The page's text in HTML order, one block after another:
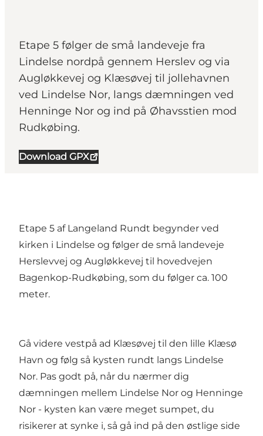
Etape 5 følger de små landeveje fra
Lindelse nordpå gennem Herslev og via
Augløkkevej og Klæsøvej til jollehavnen
ved Lindelse Nor, langs dæmningen ved
Henninge Nor og ind på Øhavsstien mod
Rudkøbing.
Download GPX
Etape 5 af Langeland Rundt begynder ved
kirken i Lindelse og følger de små landeveje
Herslevvej og Augløkkevej til hovedvejen
Bagenkop-Rudkøbing, som du følger ca. 100
meter.
Gå videre vestpå ad Klæsøvej til den lille Klæsø
Havn og følg så kysten rundt langs Lindelse
Nor. Pas godt på, når du nærmer dig
dæmningen mellem Lindelse Nor og Henninge
Nor - kysten kan være meget sumpet, du
risikerer at synke i, så gå ind på den østlige side